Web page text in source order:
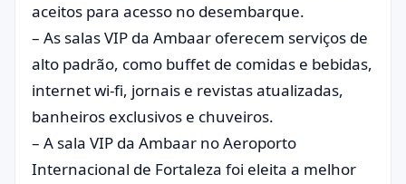
aceitos para acesso no desembarque.
– As salas VIP da Ambaar oferecem serviços de
alto padrão, como buffet de comidas e bebidas,
internet wi-fi, jornais e revistas atualizadas,
banheiros exclusivos e chuveiros.
– A sala VIP da Ambaar no Aeroporto
Internacional de Fortaleza foi eleita a melhor